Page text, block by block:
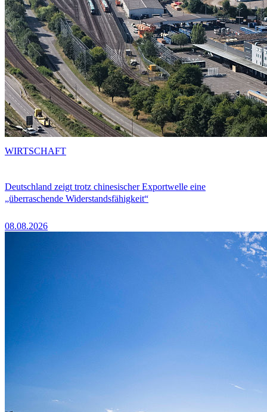
Deutschland zeigt trotz chinesischer Exportwelle eine
„überraschende Widerstandsfähigkeit“
08.08.2026
WIRTSCHAFT